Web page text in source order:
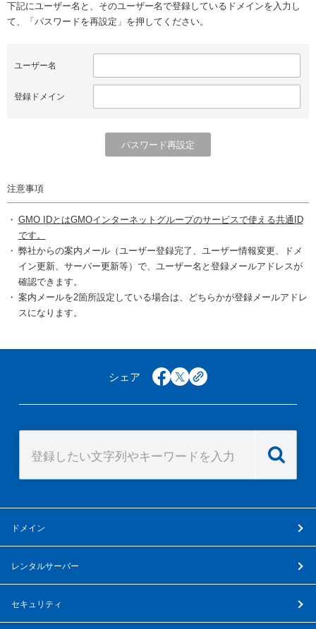
下記にユーザー名と、そのユーザー名で登録しているドメインを入力し
て、「パスワードを再設定」を押してください。
ユーザー名
登録ドメイン
注意事項
GMO IDとはGMOインターネットグループのサービスで使える共通ID
です。
弊社からの案内メール（ユーザー登録完了、ユーザー情報変更、ドメ
イン更新、サーバー更新等）で、ユーザー名と登録メールアドレスが
確認できます。
案内メールを2箇所設定している場合は、どちらかが登録メールアドレ
スになります。
シェア facebook
x copy
ドメイン
レンタルサーバー
セキュリティ